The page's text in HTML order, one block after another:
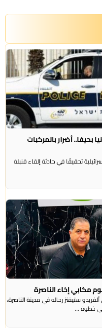
أضرار بالمركبات
تحقيقًا في حادثة إلقاء قنبلة
مكابي إخاء الناصرة
ستيفنز رحاله في مدينة الناصرة،
خطوة ...